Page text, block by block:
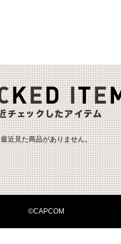
最近見た商品がありません。
©CAPCOM